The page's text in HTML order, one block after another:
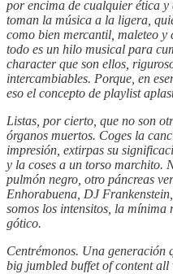
por encima de cualquier ética y
toman la música a la ligera,
como bien mercantil, maleteo y
todo es un hilo musical para
character que son ellos,
intercambiables. Porque, en
eso el concepto de playlist
Listas, por cierto, que no son
órganos muertos. Coges la
impresión, extirpas su
y la coses a un torso marchito.
pulmón negro, otro páncreas
Enhorabuena, DJ
somos los intensitos, la
gótico.
Centrémonos. Una generación
big jumbled buffet of content